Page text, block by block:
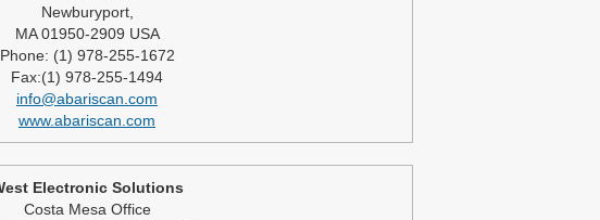
Newburyport,
MA 01950-2909 USA
Phone: (1) 978-255-1672
Fax:(1) 978-255-1494
info@abariscan.com
www.abariscan.com
Electronic Solutions
Costa Mesa Office